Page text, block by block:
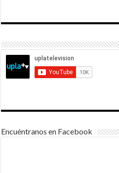
Encuéntranos en Facebook